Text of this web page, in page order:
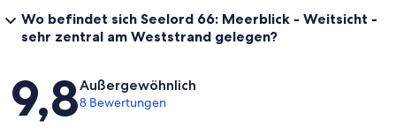
Wo befindet sich Seelord 66: Meerblick - Weitsicht -
sehr zentral am Weststrand gelegen?
Bewertungen
9,8Außergewöhnlich
8 Bewertungen